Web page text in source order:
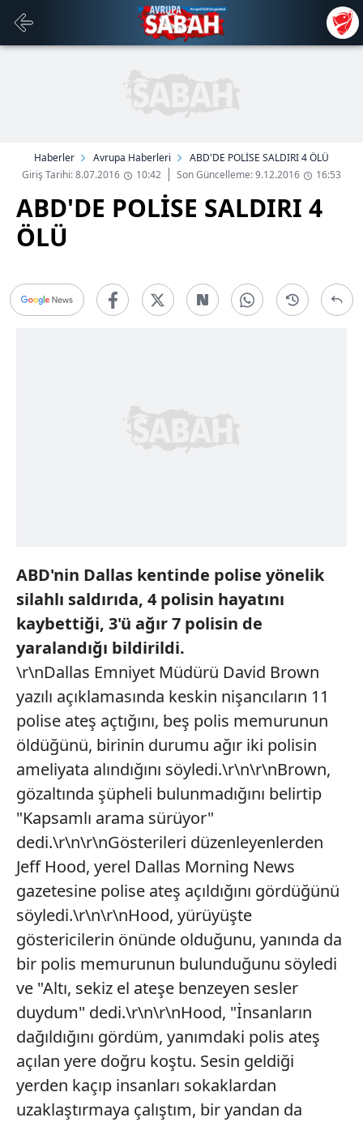
Haberler Avrupa Haberleri
ABD'DE POLİSE SALDIRI 4 ÖLÜ
Giriş Tarihi: 8.07.2016
10:42 Son Güncelleme: 9.12.2016 16:53
ABD'DE POLİSE SALDIRI 4
ÖLÜ
ABD'nin Dallas kentinde polise yönelik
silahlı saldırıda, 4 polisin hayatını
kaybettiği, 3'ü ağır 7 polisin de
yaralandığı bildirildi.
\r\nDallas Emniyet Müdürü David Brown
yazılı açıklamasında keskin nişancıların 11
polise ateş açtığını, beş polis memurunun
öldüğünü, birinin durumu ağır iki polisin
ameliyata alındığını söyledi.\r\n\r\nBrown,
gözaltında şüpheli bulunmadığını belirtip
"Kapsamlı arama sürüyor"
dedi.\r\n\r\nGösterileri düzenleyenlerden
Jeff Hood, yerel Dallas Morning News
gazetesine polise ateş açıldığını gördüğünü
söyledi.\r\n\r\nHood, yürüyüşte
göstericilerin önünde olduğunu, yanında da
bir polis memurunun bulunduğunu söyledi
ve "Altı, sekiz el ateşe benzeyen sesler
duydum" dedi.\r\n\r\nHood, "İnsanların
dağıldığını gördüm, yanımdaki polis ateş
açılan yere doğru koştu. Sesin geldiği
yerden kaçıp insanları sokaklardan
uzaklaştırmaya çalıştım, bir yandan da